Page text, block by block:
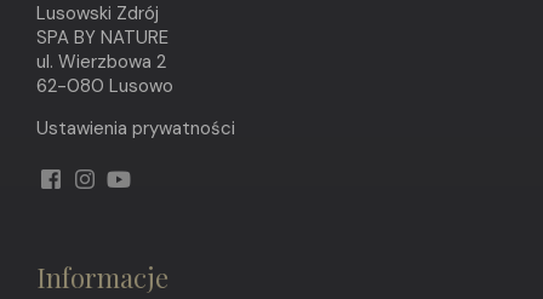
Lusowski Zdrój
SPA BY NATURE
ul. Wierzbowa 2
62-080 Lusowo
Ustawienia prywatności
Informacje